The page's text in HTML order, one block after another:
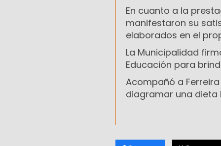
En cuanto a la
manifestaron su
elaborados en el
La Municipalidad
Educación para
Acompañó a
diagramar una